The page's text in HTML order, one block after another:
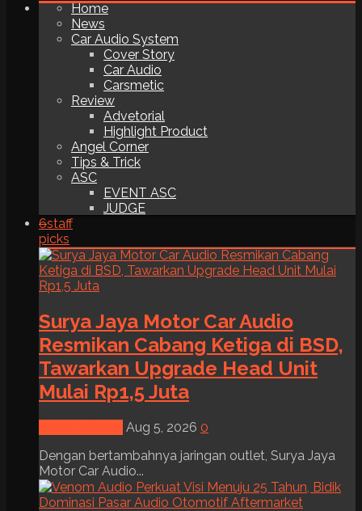
Home
News
Car Audio System
Cover Story
Car Audio
Carsmetic
Review
Advetorial
Highlight Product
Angel Corner
Tips & Trick
ASC
EVENT ASC
JUDGE
6staff
picks
Surya Jaya Motor Car Audio
Resmikan Cabang Ketiga di BSD,
Tawarkan Upgrade Head Unit
Mulai Rp1,5 Juta
Aug 5, 2026 0
Dengan bertambahnya jaringan outlet, Surya Jaya
Motor Car Audio...